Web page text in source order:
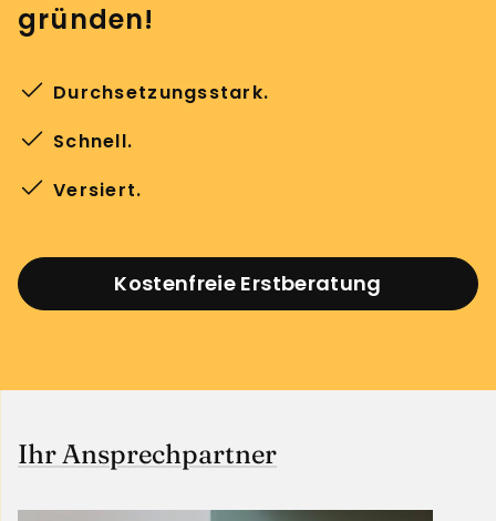
gründen!
Durchsetzungsstark.
Schnell.
Versiert.
Kostenfreie Erstberatung
Ihr Ansprechpartner